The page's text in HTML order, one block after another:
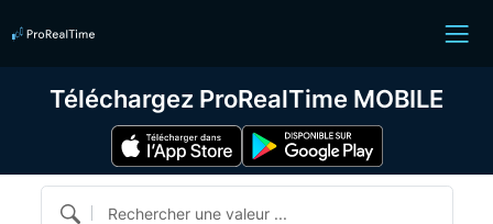
Rechercher une valeur ...
Téléchargez ProRealTime MOBILE